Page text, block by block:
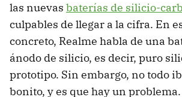
las nuevas baterías de silicio-
culpables de llegar a la cifra. En
concreto, Realme habla de una
ánodo de silicio, es decir, puro
prototipo. Sin embargo, no todo
bonito, y es que hay un problema.